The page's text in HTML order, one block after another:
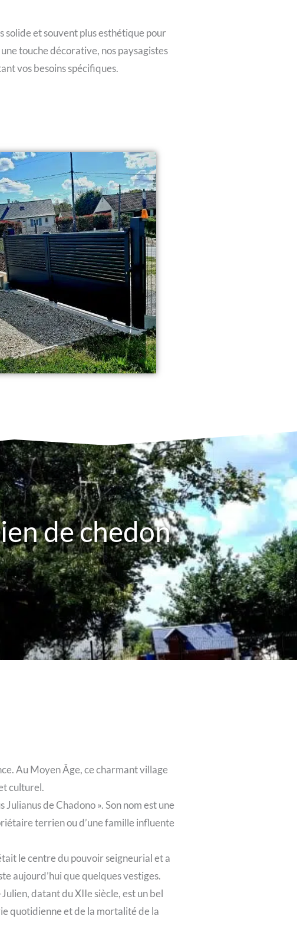
solide et souvent plus esthétique pour
touche décorative, nos paysagistes
vos besoins spécifiques.
de chedon
Au Moyen Âge, ce charmant village
culturel.
de Chadono ». Son nom est une
terrien ou d’une famille influente
le centre du pouvoir seigneurial et a
aujourd’hui que quelques vestiges.
datant du XIIe siècle, est un bel
quotidienne et de la mortalité de la